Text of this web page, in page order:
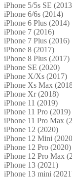
iPhone 5/5s SE
iPhone 6/6s (2014)
iPhone 6 Plus (2014)
iPhone 7 (2016)
iPhone 7 Plus (2016)
iPhone 8 (2017)
iPhone 8 Plus (2017)
iPhone SE (2020)
iPhone X/Xs (2017)
iPhone Xs Max
iPhone Xr (2018)
iPhone 11 (2019)
iPhone 11 Pro (2019)
iPhone 11 Pro Max
iPhone 12 (2020)
iPhone 12 Mini
iPhone 12 Pro (2020)
iPhone 12 Pro Max
iPhone 13 (2021)
iPhone 13 mini